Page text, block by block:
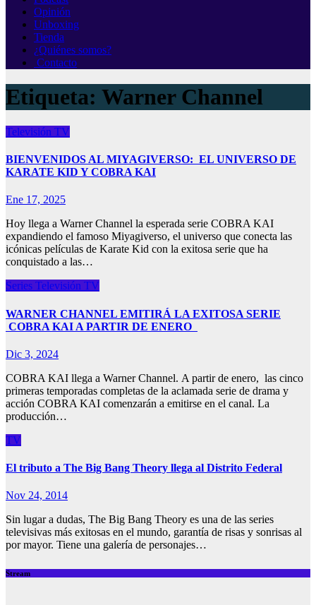
Opinión
Unboxing
Tienda
¿Quiénes somos?
Contacto
Etiqueta: Warner Channel
Televisión TV
BIENVENIDOS AL MIYAGIVERSO: EL UNIVERSO DE
KARATE KID Y COBRA KAI
Ene 17, 2025
Hoy llega a Warner Channel la esperada serie COBRA KAI
expandiendo el famoso Miyagiverso, el universo que conecta las
icónicas películas de Karate Kid con la exitosa serie que ha
conquistado a las…
Series Televisión TV
WARNER CHANNEL EMITIRÁ LA EXITOSA SERIE
COBRA KAI A PARTIR DE ENERO
Dic 3, 2024
COBRA KAI llega a Warner Channel. A partir de enero, las cinco
primeras temporadas completas de la aclamada serie de drama y
acción COBRA KAI comenzarán a emitirse en el canal. La
producción…
TV
El tributo a The Big Bang Theory llega al Distrito Federal
Nov 24, 2014
Sin lugar a dudas, The Big Bang Theory es una de las series
televisivas más exitosas en el mundo, garantía de risas y sonrisas al
por mayor. Tiene una galería de personajes…
Stream